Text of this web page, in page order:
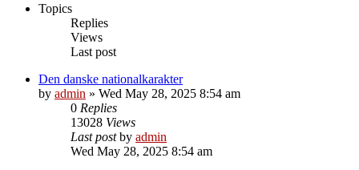
Topics
Replies
Views
Last post
Den danske nationalkarakter
by admin » Wed May 28, 2025 8:54 am
0 Replies
13028 Views
Last postby admin
Wed May 28, 2025 8:54 am